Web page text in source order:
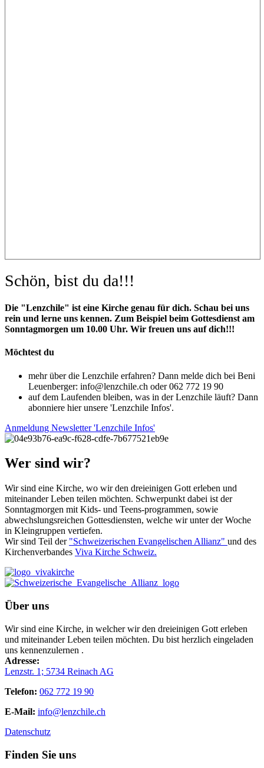
Schön, bist du da!!!
Die "Lenzchile" ist eine Kirche genau für dich. Schau bei uns
rein und lerne uns kennen. Zum Beispiel beim Gottesdienst am
Sonntagmorgen um 10.00 Uhr. Wir freuen uns auf dich!!!
Möchtest du
mehr über die Lenzchile erfahren? Dann melde dich bei Beni
Leuenberger: info@lenzchile.ch oder 062 772 19 90
auf dem Laufenden bleiben, was in der Lenzchile läuft? Dann
abonniere hier unsere 'Lenzchile Infos'.
Anmeldung Newsletter 'Lenzchile Infos'
Wer sind wir?
Wir sind eine Kirche, wo wir den dreieinigen Gott erleben und
miteinander Leben teilen möchten. Schwerpunkt dabei ist der
Sonntagmorgen mit Kids- und Teens-programmen, sowie
abwechslungsreichen Gottesdiensten, welche wir unter der Woche
in Kleingruppen vertiefen.
Wir sind Teil der "Schweizerischen Evangelischen Allianz" und des
Kirchenverbandes Viva Kirche Schweiz.
Über uns
Wir sind eine Kirche, in welcher wir den dreieinigen Gott erleben
und miteinander Leben teilen möchten. Du bist herzlich eingeladen
uns kennenzulernen .
Adresse:
Lenzstr. 1; 5734 Reinach AG
Telefon: 062 772 19 90
E-Mail: info@lenzchile.ch
Datenschutz
Finden Sie uns